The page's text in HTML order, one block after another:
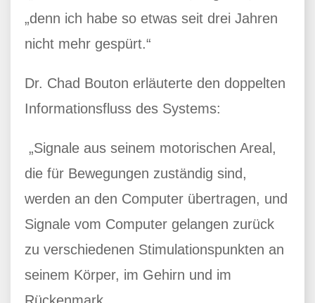
„denn ich habe so etwas seit drei Jahren
nicht mehr gespürt.“
Dr. Chad Bouton erläuterte den doppelten
Informationsfluss des Systems:
„Signale aus seinem motorischen Areal,
die für Bewegungen zuständig sind,
werden an den Computer übertragen, und
Signale vom Computer gelangen zurück
zu verschiedenen Stimulationspunkten an
seinem Körper, im Gehirn und im